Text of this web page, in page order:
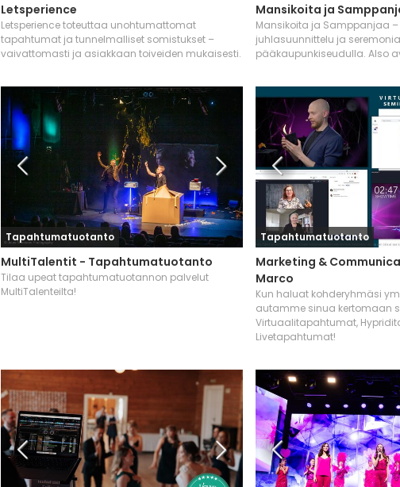
Letsperience
Letsperience toteuttaa unohtumattomat
tapahtumat ja tunnelmalliset somistukset –
vaivattomasti ja asiakkaan toiveiden mukaisesti.
Mansikoita ja
Mansikoita ja Samppanjaa
juhlasuunnittelu ja
pääkaupunkiseudulla. Also
Tapahtumatuotanto
MultiTalentit - Tapahtumatuotanto
Tilaa upeat tapahtumatuotannon palvelut
MultiTalenteilta!
Tapahtumatuotanto
Marketing &
Marco
Kun haluat kohderyhmäsi
autamme sinua kertomaan
Virtuaalitapahtumat,
Livetapahtumat!